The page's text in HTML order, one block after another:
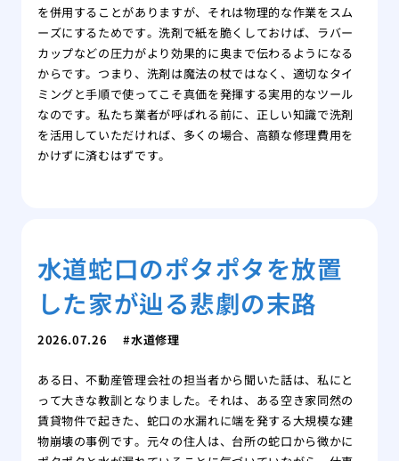
を併用することがありますが、それは物理的な作業をスム
ーズにするためです。洗剤で紙を脆くしておけば、ラバー
カップなどの圧力がより効果的に奥まで伝わるようになる
からです。つまり、洗剤は魔法の杖ではなく、適切なタイ
ミングと手順で使ってこそ真価を発揮する実用的なツール
なのです。私たち業者が呼ばれる前に、正しい知識で洗剤
を活用していただければ、多くの場合、高額な修理費用を
かけずに済むはずです。
水道蛇口のポタポタを放置
した家が辿る悲劇の末路
2026.07.26 水道修理
ある日、不動産管理会社の担当者から聞いた話は、私にと
って大きな教訓となりました。それは、ある空き家同然の
賃貸物件で起きた、蛇口の水漏れに端を発する大規模な建
物崩壊の事例です。元々の住人は、台所の蛇口から微かに